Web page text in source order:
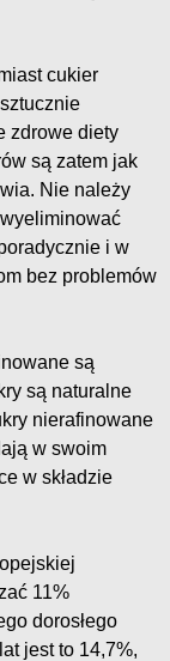
cukier
zdrowe diety
są zatem jak
Nie należy
i w
bez problemów
są
są naturalne
nierafinowane
w swoim
w składzie
11%
dorosłego
jest to 14,7%,